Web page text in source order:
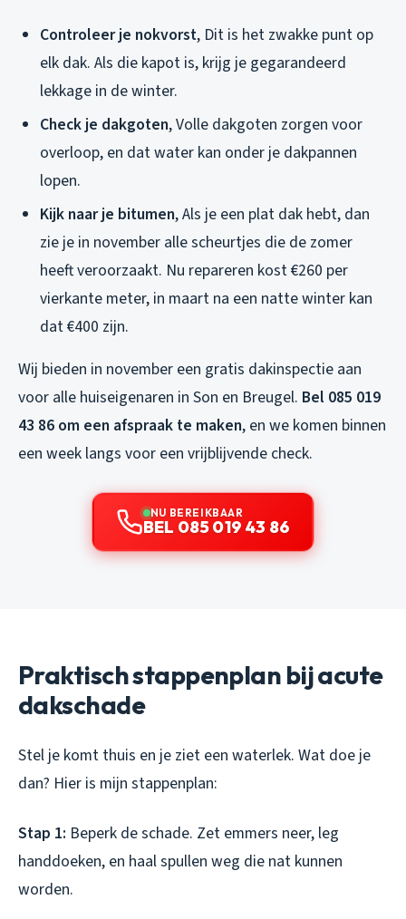
Controleer je nokvorst, Dit is het zwakke punt op
elk dak. Als die kapot is, krijg je gegarandeerd
lekkage in de winter.
Check je dakgoten, Volle dakgoten zorgen voor
overloop, en dat water kan onder je dakpannen
lopen.
Kijk naar je bitumen, Als je een plat dak hebt, dan
zie je in november alle scheurtjes die de zomer
heeft veroorzaakt. Nu repareren kost €260 per
vierkante meter, in maart na een natte winter kan
dat €400 zijn.
Wij bieden in november een gratis dakinspectie aan
voor alle huiseigenaren in Son en Breugel. Bel 085 019
43 86 om een afspraak te maken, en we komen binnen
een week langs voor een vrijblijvende check.
NU BEREIKBAAR
BEL 085 019 43 86
Praktisch stappenplan bij acute
dakschade
Stel je komt thuis en je ziet een waterlek. Wat doe je
dan? Hier is mijn stappenplan:
Stap 1: Beperk de schade. Zet emmers neer, leg
handdoeken, en haal spullen weg die nat kunnen
worden.